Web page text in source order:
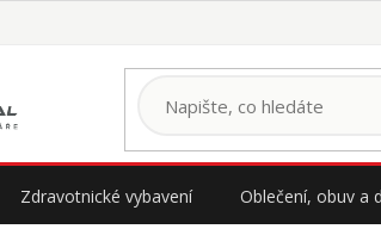
Zdravotnické vybavení Oblečení, obuv a